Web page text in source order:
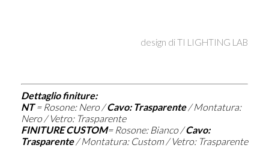
design diTI LIGHTING LAB
Dettaglio finiture:
NT= Rosone: Nero /Cavo: Trasparente/ Montatura:
Nero / Vetro: Trasparente
FINITURE CUSTOM= Rosone: Bianco /Cavo:
Trasparente/ Montatura: Custom / Vetro: Trasparente